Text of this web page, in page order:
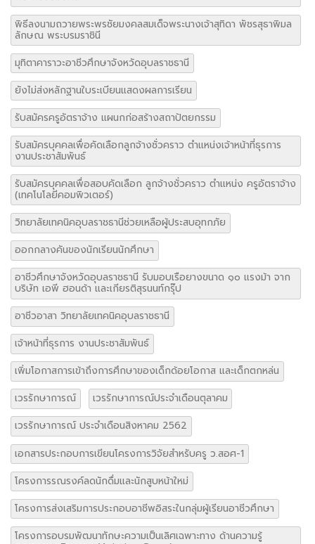
มุทิตาคาราวะอาชีวศึกษาจังหวัดอุบลราชธานี
ยังไม่ส่งหลักฐานใบระเบียนแสดงผลการเรียน
รับสมัครครูอัตราจ้าง แผนกก่อสร้างสถาปัตยกรรม
รับสมัครบุคคลเพื่อคัดเลือกลูกจ้างชั่วคราว ตำแหน่งเจ้าหน้าที่ธุรการ
งานประชาสัมพันธ์
รับสมัครบุคคลเพื่อสอบคัดเลือก ลูกจ้างชั่วคราว ตำแหน่ง ครูอัตราจ้าง
(เทคโนโลยีคอมพิวเตอร์)
วิทยาลัยเทคนิคอุบลราชธานีช่วยเหลือผู้ประสบอุทกภัย
ออกกลางคันของนักเรียนนักศึกษา
อาชีวศึกษาจังหวัดอุบลราชธานี รับมอบเรือยางขนาด ๑๐ แรงม้า จาก
บริษัท เอพี ฮอนด้า และเกียรติสุรนนท์กรุ๊ป
อาชีวอาสา วิทยาลัยเทคนิคอุบลราชธานี
เจ้าหน้าที่ธุรการ งานประชาสัมพันธ์
เพิ่มโอกาสการเข้าถึงการศึกษาของเด็กด้อยโอกาส และเด็กตกหล่น
เวรรักษาการณ์
เวรรักษาการณ์ประจำเดือนตุลาคม
เวรรักษาการณ์ ประจำเดือนสิงหาคม 2562
เอกสารประกอบการเขียนโครงการวิจัยสำหรับครู ว.สอศ-1
โครงการรณรงค์ลดนักดื่มและนักสูบหน้าใหม่
โครงการส่งเสริมการประกอบอาชีพอิสระในกลุ่มผู้เรียนอาชีวศึกษา
โครงการอบรมพัฒนาทักษะความเป็นเลิศเฉพาะทาง ด้านความรู้
คุณธรรม จริยธรรม (Aviation Camp)
ใบลงทะเบียน